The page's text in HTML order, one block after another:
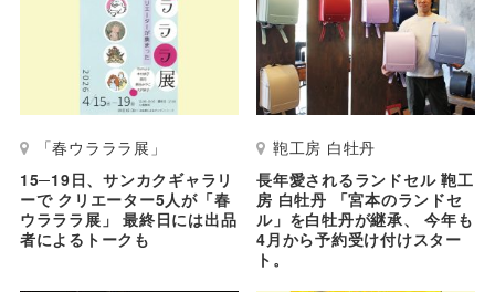
「春ウラララ展」
15─19日、サンカクギャラリ
ーで クリエーター5人が「春
ウラララ展」 最終日には出品
者によるトークも
鞄工房 白牡丹
長年愛されるランドセル 鞄工
房 白牡丹 「宮本のランドセ
ル」を白牡丹が継承、 今年も
4月から予約受け付けスター
ト。